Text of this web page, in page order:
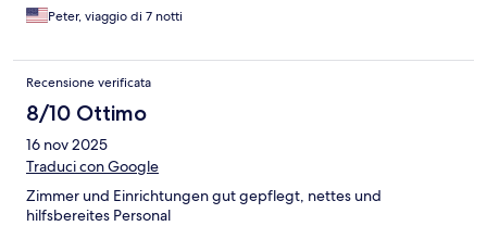
Peter, viaggio di 7 notti
Recensione verificata
8/10 Ottimo
16 nov 2025
Traduci con Google
Zimmer und Einrichtungen gut gepflegt, nettes und
hilfsbereites Personal